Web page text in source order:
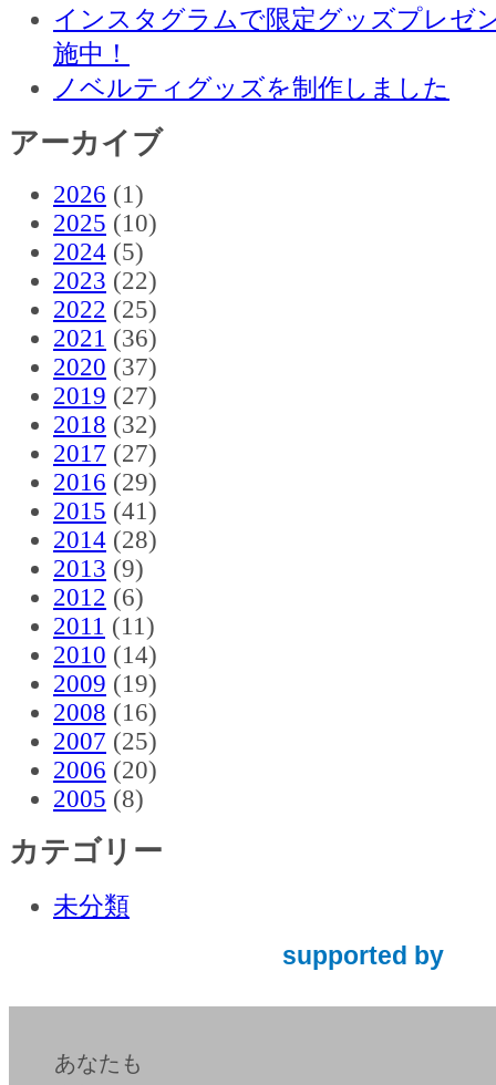
インスタグラムで限定グッズプレゼ
施中！
ノベルティグッズを制作しました
アーカイブ
2026 (1)
2025 (10)
2024 (5)
2023 (22)
2022 (25)
2021 (36)
2020 (37)
2019 (27)
2018 (32)
2017 (27)
2016 (29)
2015 (41)
2014 (28)
2013 (9)
2012 (6)
2011 (11)
2010 (14)
2009 (19)
2008 (16)
2007 (25)
2006 (20)
2005 (8)
カテゴリー
未分類
supported by
あなたも